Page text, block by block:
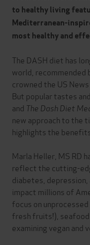
to healthy living
Mediterranean-
most healthy and
The DASH diet has
world,
crowned the US
But popular tastes
and The Dash Diet
new approach to the
highlights the
Marla Heller, MS RD
reflect the cutting-
diabetes,
impact millions of
focus on
fresh fruits!),
examining vegan and